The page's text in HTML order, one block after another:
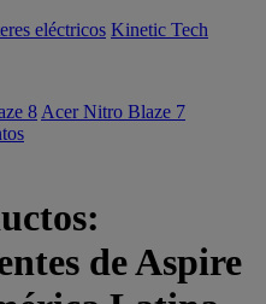
eléctricos Kinetic Tech
8 Acer Nitro Blaze 7
de Aspire